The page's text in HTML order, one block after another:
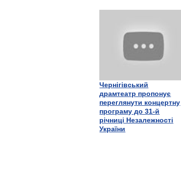
Чернігівський
драмтеатр пропонує
переглянути концертну
програму до 31-й
річниці Незалежності
України